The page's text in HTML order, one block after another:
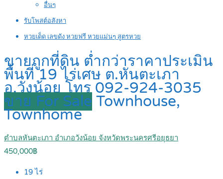
อื่นๆ
รับโพสต์อสังหา
หวยเด็ด เลขดัง หวยฟรี หวยแม่นๆ สูตรหวย
ขายถูกที่ดิน ต่ำกว่าราคาประเมิน
พื้นที่ 19 ไร่เศษ ต.หันตะเภา
อ.วังน้อย โทร 092-924-3035
ขาย For Sale Townhouse,
Townhome
ตำบลหันตะเภา อำเภอวังน้อย จังหวัดพระนครศรีอยุธยา
450,000฿
19ไร่